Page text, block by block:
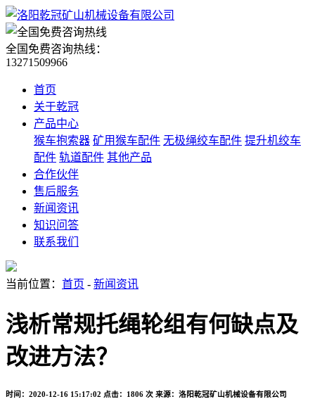
全国免费咨询热线：
13271509966
首页
关于乾冠
产品中心
猴车抱索器 矿用猴车配件 无极绳绞车配件 提升机绞车
配件 轨道配件 其他产品
合作伙伴
售后服务
新闻资讯
知识问答
联系我们
当前位置： 首页 - 新闻资讯
浅析常规托绳轮组有何缺点及
改进方法？
时间：2020-12-16 15:17:02 点击：1806 次 来源：洛阳乾冠矿山机械设备有限公司